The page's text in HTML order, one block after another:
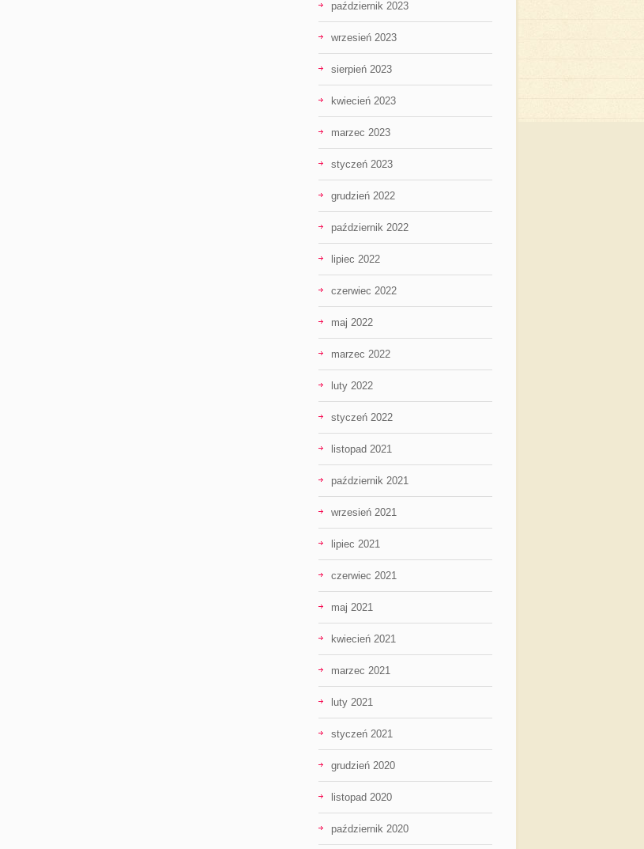
październik 2023
wrzesień 2023
sierpień 2023
kwiecień 2023
marzec 2023
styczeń 2023
grudzień 2022
październik 2022
lipiec 2022
czerwiec 2022
maj 2022
marzec 2022
luty 2022
styczeń 2022
listopad 2021
październik 2021
wrzesień 2021
lipiec 2021
czerwiec 2021
maj 2021
kwiecień 2021
marzec 2021
luty 2021
styczeń 2021
grudzień 2020
listopad 2020
październik 2020